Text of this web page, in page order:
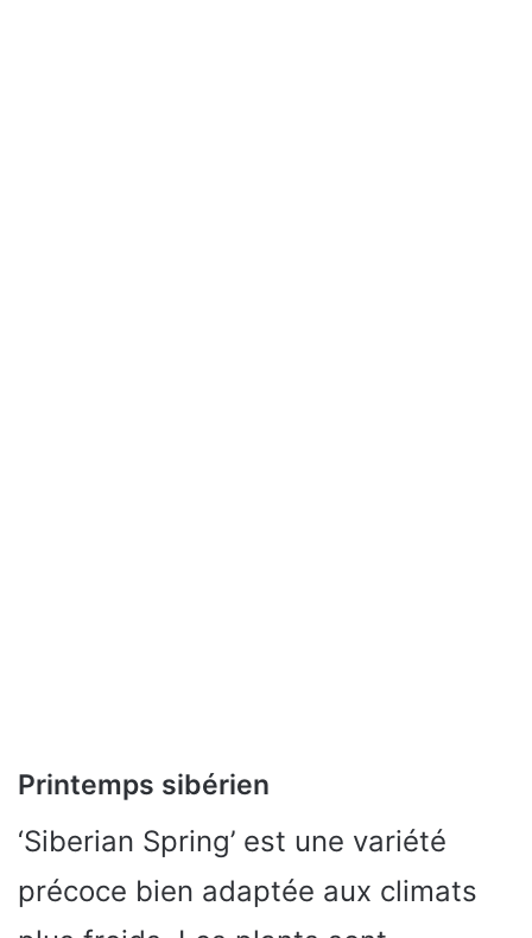
Printemps sibérien
‘Siberian Spring’ est une variété
précoce bien adaptée aux climats